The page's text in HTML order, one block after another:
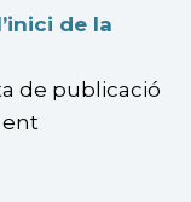
de la
de publicació